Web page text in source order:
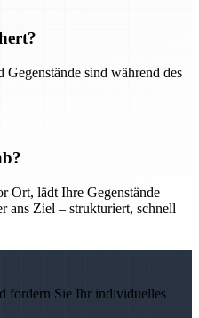
sind während des
Ort, lädt Ihre Gegenstände
ans Ziel – strukturiert, schnell
fordern Sie Ihr individuelles